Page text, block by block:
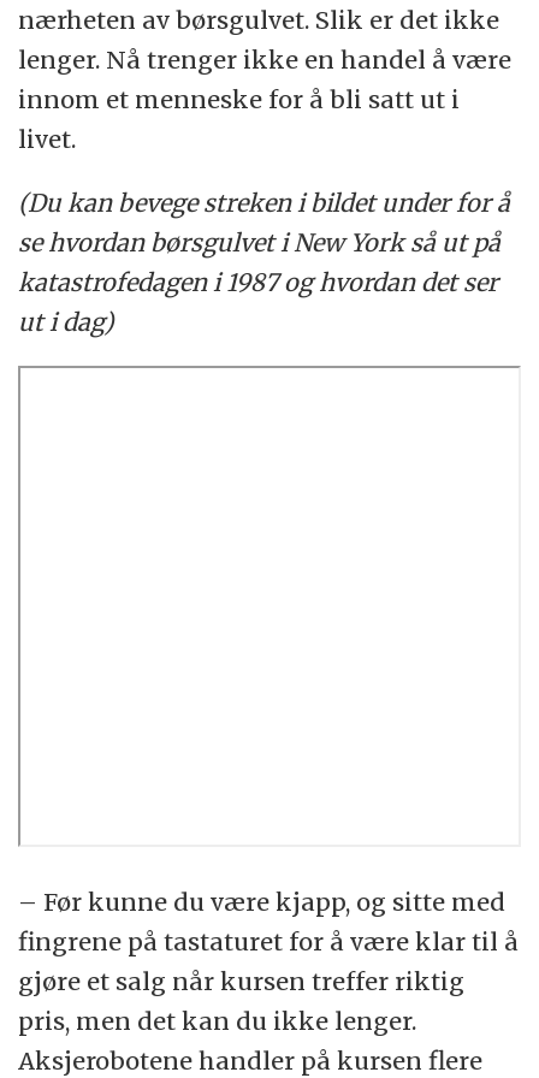
nærheten av børsgulvet. Slik er det ikke
lenger. Nå trenger ikke en handel å være
innom et menneske for å bli satt ut i
livet.
(Du kan bevege streken i bildet under for å
se hvordan børsgulvet i New York så ut på
katastrofedagen i 1987 og hvordan det ser
ut i dag)
– Før kunne du være kjapp, og sitte med
fingrene på tastaturet for å være klar til å
gjøre et salg når kursen treffer riktig
pris, men det kan du ikke lenger.
Aksjerobotene handler på kursen flere